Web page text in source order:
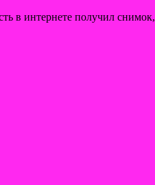
в интернете получил